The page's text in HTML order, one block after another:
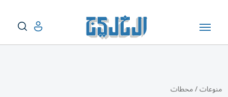
منوعات/محطات